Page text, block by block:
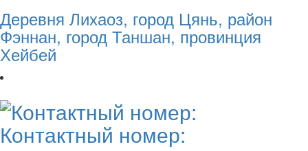
Деревня Лихаоз, город Цянь, район
Фэннан, город Таншан, провинция
Хейбей
Контактный номер: